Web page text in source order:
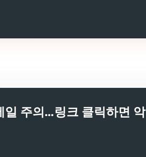
일 주의...링크 클릭하면 악